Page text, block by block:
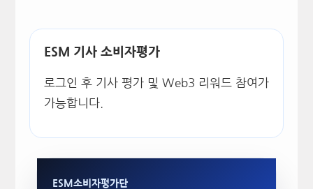
ESM 기사 소비자평가
로그인 후 기사 평가 및 Web3 리워드 참여가
가능합니다.
ESM소비자평가단